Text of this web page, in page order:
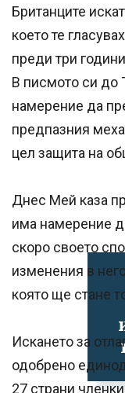
Британците
което те
преди три
В писмото си до
намерение да
предпазния
цел защита на
Днес Мей каза
има намерение
скоро своето
изменения в
която ще стане
Искането за
одобрено
27 страни